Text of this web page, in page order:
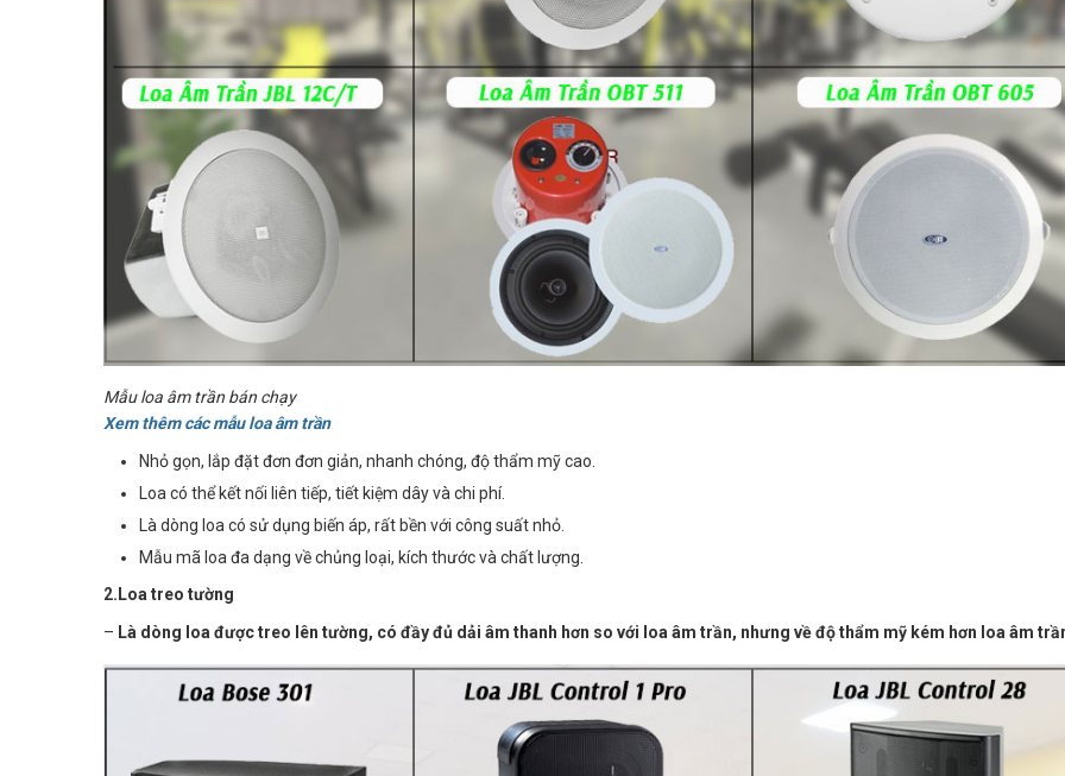
Mẫu loa âm trần bán chạy
Xem thêm các mẫu loa âm trần
Nhỏ gọn, lắp đặt đơn đơn giản, nhanh chóng, độ thẩm mỹ cao.
Loa có thể kết nối liên tiếp, tiết kiệm dây và chi phí.
Là dòng loa có sử dụng biến áp, rất bền với công suất nhỏ.
Mẫu mã loa đa dạng về chủng loại, kích thước và chất lượng.
2.Loa treo tường
– Là dòng loa được treo lên tường, có đầy đủ dải âm thanh hơn so với loa âm trần, nhưng về độ thẩm mỹ kém hơn loa âm